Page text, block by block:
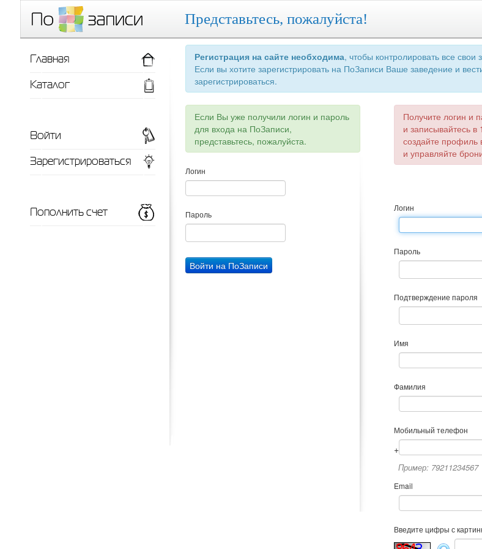
Представьтесь, пожалуйста!
Регистрация на сайте необходима, чтобы контролировать все
Если вы хотите зарегистрировать на ПоЗаписи Ваше заведение и
зарегистрироваться.
Если Вы уже получили логин и пароль
для входа на ПоЗаписи,
представьтесь, пожалуйста.
Логин
Пароль
Получите логин и
и записывайтесь в
создайте профиль
и управляйте
Логин
Пароль
Подтверждение пароля
Имя
Фамилия
Мобильный телефон
+
Пример: 79211234567
Email
Введите цифры с
Главная
Каталог
Войти
Зарегистрироваться
Пополнить счет